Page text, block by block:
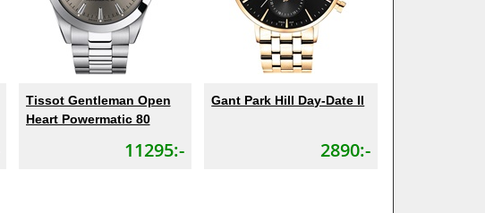
Tissot Gentleman Open
Heart Powermatic 80
11295:-
Gant Park Hill Day-Date II
2890:-